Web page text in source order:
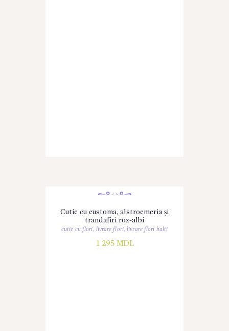
Cutie cu eustoma, alstroemeria și
trandafiri roz-albi
cutie cu flori, livrare flori,livrare flori balti
1 295 MDL